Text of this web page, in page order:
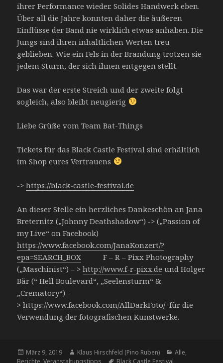
ihrer Performance wieder. Solides Handwerk eben.
Über all die Jahre konnten daher die äußeren
Einflüsse der Band nie wirklich etwas anhaben. Die
Jungs sind ihren inhaltlichen Werten treu
geblieben. Wie ein Fels in der Brandung trotzen sie
jedem Sturm, der sich ihnen entgegen stellt.
Das war der erste Streich und der zweite folgt
sogleich, also bleibt neugierig
Liebe Grüße vom Team Bat-Things
Tickets für das Black Castle Festival sind erhältlich
im Shop eures Vertrauens
->https://black-castle-festival.de
An dieser Stelle ein herzliches Dankeschön an Jana
Breternitz („Johnny Deathshadow“) -> („Passion of
my Live“ on Facebook)
https://www.facebook.com/JanaKonzert/?
epa=SEARCH_BOX F – R – Pixx Photography
(„Maschinist“) – >http://www.f-r-pixx.de und Holger
Bär (“ Hell Boulevard“, „Seelensturm“ &
„Crematory“) -
>https://www.facebook.com/AllDarkFoto/für die
Verwendung der fotografischen Kunstwerke.
Veröffentlicht
März 9, 2019 Autor
Klaus Hirschfeld (Pino Ruben) Kategorien
Alle,